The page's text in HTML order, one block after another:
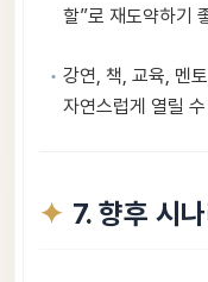
할”로 재도약하기
강연, 책, 교육, 멘
자연스럽게 열릴
7. 향후 시